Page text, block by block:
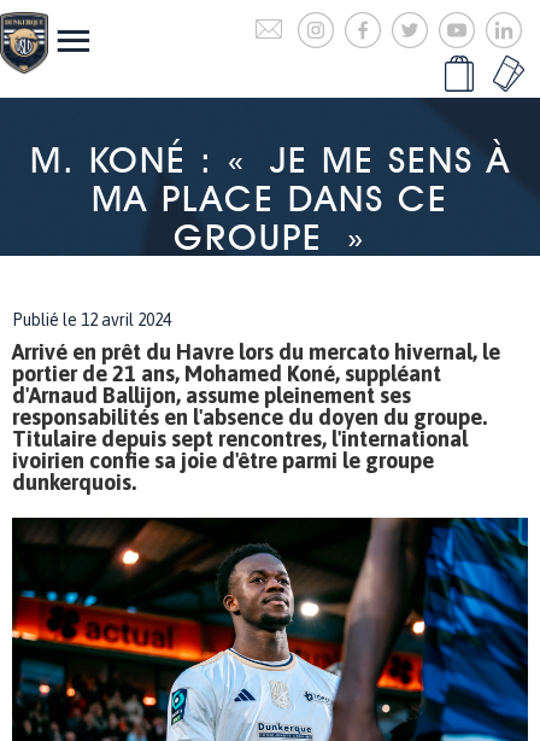
M. KONÉ : « JE ME SENS À
MA PLACE DANS CE
GROUPE »
Publié le 12 avril 2024
Arrivé en prêt du Havre lors du mercato hivernal, le
portier de 21 ans, Mohamed Koné, suppléant
d'Arnaud Ballijon, assume pleinement ses
responsabilités en l'absence du doyen du groupe.
Titulaire depuis sept rencontres, l'international
ivoirien confie sa joie d'être parmi le groupe
dunkerquois.